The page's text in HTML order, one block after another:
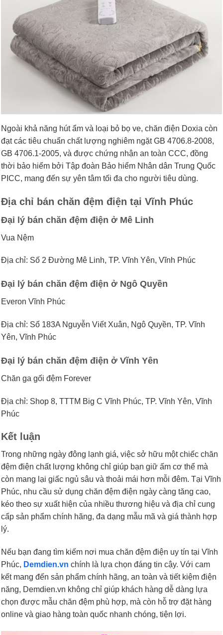
Ngoài khả năng hút ẩm và loại bỏ bọ ve, chăn điện Doxia còn
đạt các tiêu chuẩn chất lượng nghiêm ngặt GB 4706.8-2008,
GB 4706.1-2005, và được chứng nhận an toàn CCC, đồng
thời bảo hiểm bởi Tập đoàn Bảo hiểm Nhân dân Trung Quốc
PICC, mang đến sự yên tâm tối đa cho người tiêu dùng.
Địa chỉ bán chăn đệm điện tại Vĩnh Phúc
Đại lý bán chăn đệm điện ở Mê Linh
Vua Nệm
Địa chỉ: Số 2 Đường Mê Linh, TP. Vĩnh Yên, Vĩnh Phúc
Đại lý bán chăn đệm điện ở Ngô Quyền
Everon Vĩnh Phúc
Địa chỉ: Số 183A Nguyễn Viết Xuân, Ngô Quyền, TP. Vĩnh
Yên, Vĩnh Phúc
Đại lý bán chăn đệm điện ở Vĩnh Yên
Chăn ga gối đệm Forever
Địa chỉ: Shop 8, TTTM Big C Vĩnh Phúc, TP. Vĩnh Yên, Vĩnh
Phúc
Kết luận
Trong những ngày đông lạnh giá, việc sở hữu một chiếc chăn
đệm điện chất lượng không chỉ giúp bạn giữ ấm cơ thể mà
còn mang lại giấc ngủ sâu và thoải mái hơn mỗi đêm. Tại Vĩnh
Phúc, nhu cầu sử dụng chăn đệm điện ngày càng tăng cao,
kéo theo sự xuất hiện của nhiều thương hiệu và địa chỉ cung
cấp sản phẩm chính hãng, đa dạng mẫu mã và giá thành hợp
lý.
Nếu bạn đang tìm kiếm nơi mua chăn đệm điện uy tín tại Vĩnh
Phúc, Demdien.vn chính là lựa chọn đáng tin cậy. Với cam
kết mang đến sản phẩm chính hãng, an toàn và tiết kiệm điện
năng, Demdien.vn không chỉ giúp khách hàng dễ dàng lựa
chọn được mẫu chăn đệm phù hợp, mà còn hỗ trợ đặt hàng
online và giao hàng toàn quốc nhanh chóng, tiện lợi.